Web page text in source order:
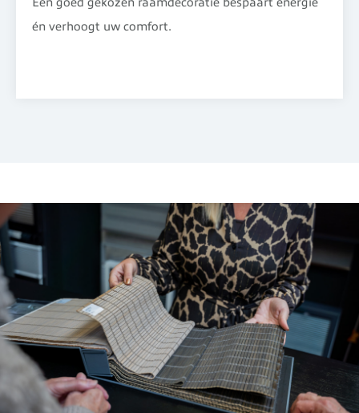
én verhoogt uw comfort.